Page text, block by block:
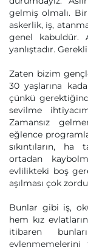
gelmiş olmalı.
askerlik, iş,
genel kabuldür.
yanlıştadır.
Zaten bizim
30 yaşlarına
çünkü
sevilme
Zamansız
eğlence
sıkıntıların,
ortadan
evlilikteki boş
aşılması çok
Bunlar gibi iş,
hem kız
itibaren